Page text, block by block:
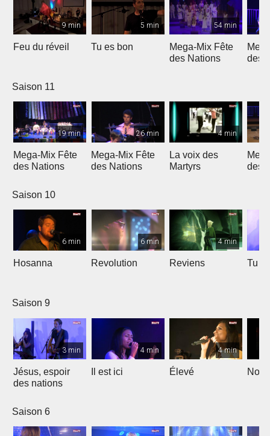
9 min
Feu du réveil
5 min
Tu es bon
54 min
Mega-Mix Fête
des Nations
des
Saison 11
19 min
Mega-Mix Fête
des Nations
26 min
Mega-Mix Fête
des Nations
4 min
La voix des
Martyrs
des
Saison 10
6 min
Hosanna
6 min
Revolution
4 min
Reviens Tu
Saison 9
3 min
Jésus, espoir
des nations
4 min
Il est ici
4 min
Élevé
Saison 6